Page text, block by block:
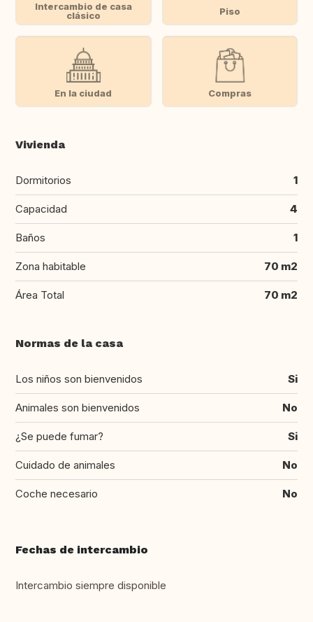
Intercambio de casa
clásico
Piso
En la ciudad Compras
Vivienda
Dormitorios 1
Capacidad 4
Baños 1
Zona habitable 70 m2
Área Total 70 m2
Normas de la casa
Los niños son bienvenidos Si
Animales son bienvenidos No
¿Se puede fumar? Si
Cuidado de animales No
Coche necesario No
Fechas de intercambio
Intercambio siempre disponible